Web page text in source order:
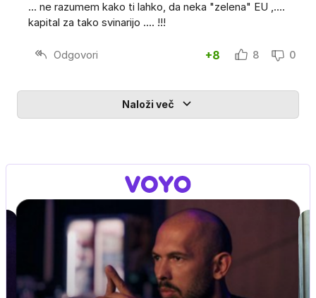
... ne razumem kako ti lahko, da neka "zelena" EU ,....
kapital za tako svinarijo .... !!!
Odgovori +8 8 0
Naloži več